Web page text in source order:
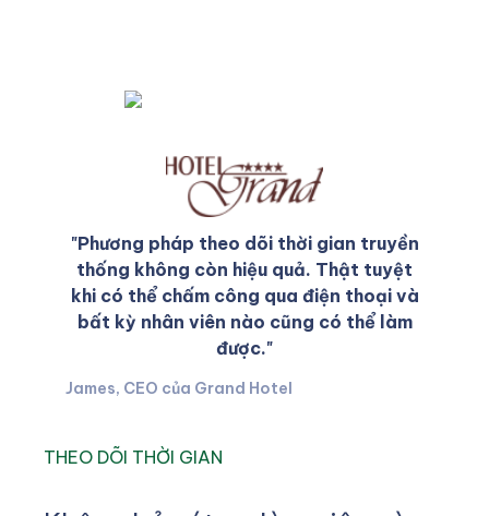
"Phương pháp theo dõi thời gian truyền
thống không còn hiệu quả. Thật tuyệt
khi có thể chấm công qua điện thoại và
bất kỳ nhân viên nào cũng có thể làm
được."
James, CEO của Grand Hotel
THEO DÕI THỜI GIAN